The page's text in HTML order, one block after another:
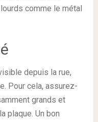
comme le métal
depuis la rue,
Pour cela, assurez-
grands et
plaque. Un bon